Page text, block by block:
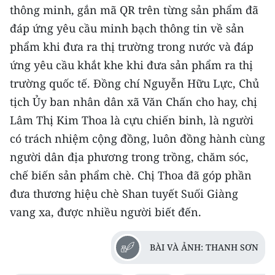
thông minh, gắn mã QR trên từng sản phẩm đã
đáp ứng yêu cầu minh bạch thông tin về sản
phẩm khi đưa ra thị trường trong nước và đáp
ứng yêu cầu khắt khe khi đưa sản phẩm ra thị
trường quốc tế. Đồng chí Nguyễn Hữu Lực, Chủ
tịch Ủy ban nhân dân xã Văn Chấn cho hay, chị
Lâm Thị Kim Thoa là cựu chiến binh, là người
có trách nhiệm cộng đồng, luôn đồng hành cùng
người dân địa phương trong trồng, chăm sóc,
chế biến sản phẩm chè. Chị Thoa đã góp phần
đưa thương hiệu chè Shan tuyết Suối Giàng
vang xa, được nhiều người biết đến.
BÀI VÀ ẢNH: THANH SƠN